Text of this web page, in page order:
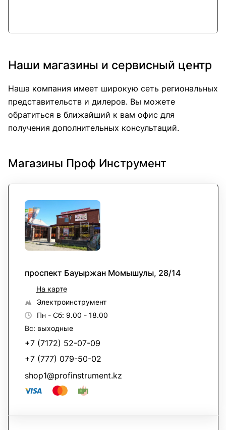
Наши магазины и сервисный центр
Наша компания имеет широкую сеть региональных
представительств и дилеров. Вы можете
обратиться в ближайший к вам офис для
получения дополнительных консультаций.
Магазины Проф Инструмент
проспект Бауыржан Момышулы, 28/14
На карте
Электроинструмент
Пн - Сб: 9.00 - 18.00
Вс: выходные
+7 (7172) 52-07-09
+7 (777) 079-50-02
shop1@profinstrument.kz